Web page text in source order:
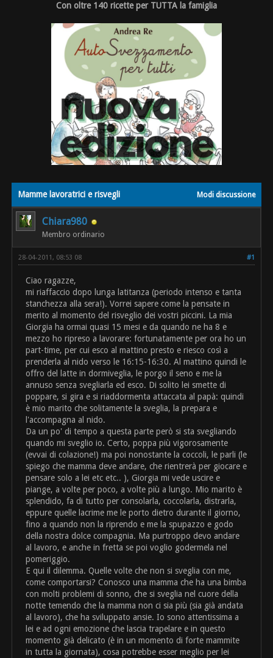
Con oltre 140 ricette per TUTTA la famiglia
Modi discussione
Mamme lavoratrici e risvegli
Chiara980
Membro ordinario
#1
28-04-2011, 08:53 08
Ciao ragazze,
mi riaffaccio dopo lunga latitanza (periodo intenso e tanta
stanchezza alla sera!). Vorrei sapere come la pensate in
merito al momento del risveglio dei vostri piccini. La mia
Giorgia ha ormai quasi 15 mesi e da quando ne ha 8 e
mezzo ho ripreso a lavorare: fortunatamente per ora ho un
part-time, per cui esco al mattino presto e riesco così a
prenderla al nido verso le 16:15-16:30. Al mattino quindi le
offro del latte in dormiveglia, le porgo il seno e me la
annuso senza svegliarla ed esco. Di solito lei smette di
poppare, si gira e si riaddormenta attaccata al papà: quindi
è mio marito che solitamente la sveglia, la prepara e
l'accompagna al nido.
Da un po' di tempo a questa parte però si sta svegliando
quando mi sveglio io. Certo, poppa più vigorosamente
(evvai di colazione!) ma poi nonostante la coccoli, le parli (le
spiego che mamma deve andare, che rientrerà per giocare e
pensare solo a lei etc etc.. ), Giorgia mi vede uscire e
piange, a volte per poco, a volte più a lungo. Mio marito è
splendido, fa di tutto per consolarla, coccolarla, distrarla,
eppure quelle lacrime me le porto dietro durante il giorno,
fino a quando non la riprendo e me la spupazzo e godo
della nostra dolce compagnia. Ma purtroppo devo andare
al lavoro, e anche in fretta se poi voglio godermela nel
pomeriggio.
E qui il dilemma. Quelle volte che non si sveglia con me,
come comportarsi? Conosco una mamma che ha una bimba
con molti problemi di sonno, che si sveglia nel cuore della
notte temendo che la mamma non ci sia più (sia già andata
al lavoro), che ha sviluppato ansie. Io sono attentissima a
lei e ad ogni emozione che lascia trapelare e in questo
momento già delicato (è in un momento di forte mammite
in tutta la giornata), cosa potrebbe esser meglio per lei